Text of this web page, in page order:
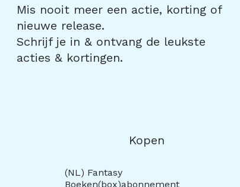
Mis nooit meer een actie, korting of
nieuwe release.
Schrijf je in & ontvang de leukste
acties & kortingen.
Kopen
(NL) Fantasy
Boeken(box)abonnement